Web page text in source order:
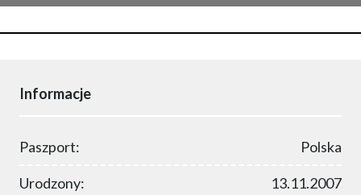
Informacje
Paszport: Polska
Urodzony: 13.11.2007